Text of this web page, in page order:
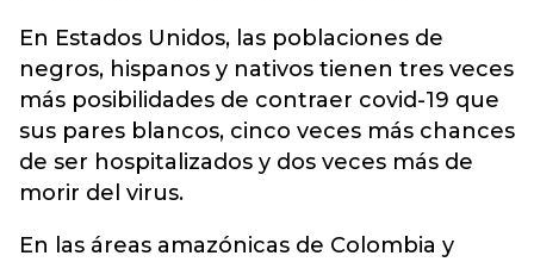
En Estados Unidos, las poblaciones de
negros, hispanos y nativos tienen tres veces
más posibilidades de contraer covid-19 que
sus pares blancos, cinco veces más chances
de ser hospitalizados y dos veces más de
morir del virus.
En las áreas amazónicas de Colombia y